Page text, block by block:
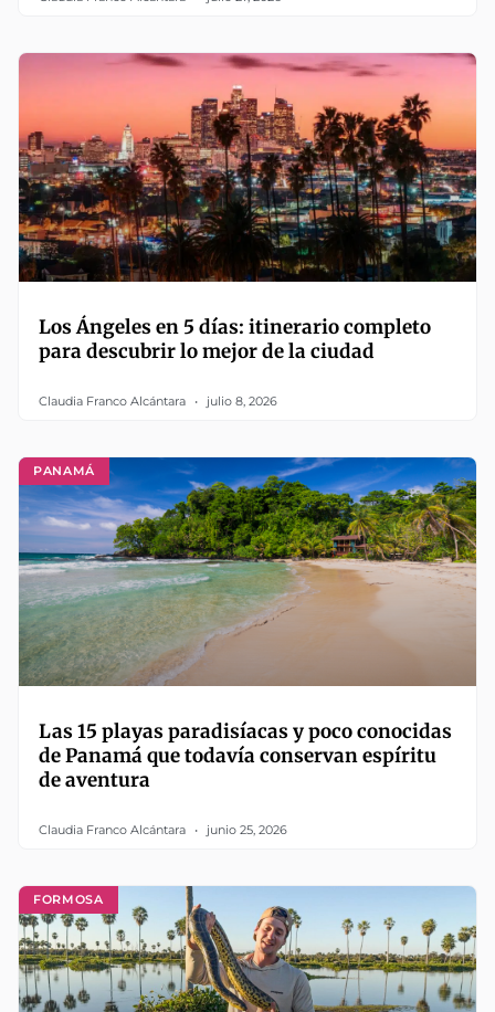
Los Ángeles en 5 días: itinerario completo
para descubrir lo mejor de la ciudad
Claudia Franco Alcántara julio 8, 2026
PANAMÁ
Las 15 playas paradisíacas y poco conocidas
de Panamá que todavía conservan espíritu
de aventura
Claudia Franco Alcántara junio 25, 2026
FORMOSA